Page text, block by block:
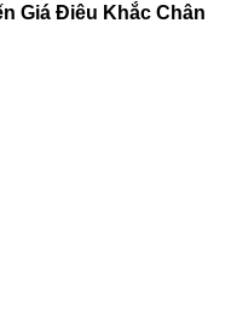
Giá Điêu Khắc Chân